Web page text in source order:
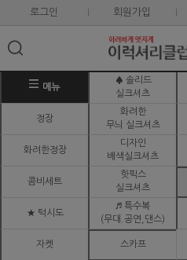
로그인 회원가입
메뉴
♠ 솔리드
실크셔츠
정장
화려한
무늬 실크셔츠
화려한정장
디자인
배색실크셔츠
콤비세트
핫픽스
실크셔츠
★ 턱시도
♬ 특수복
(무대.공연,댄스)
자켓 스카프